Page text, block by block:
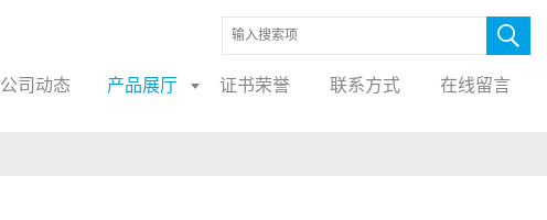
公司动态 产品展厅 证书荣誉 联系方式 在线留言